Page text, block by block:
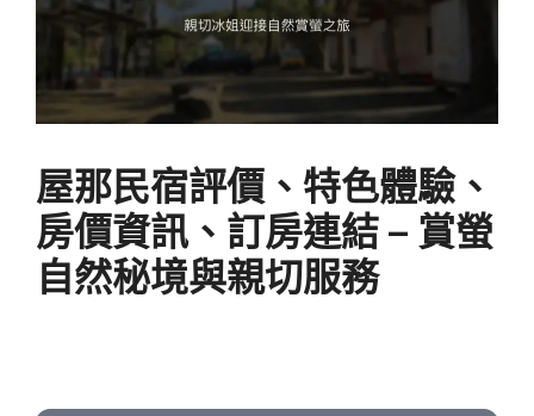
屋那民宿評價、特色體驗、
房價資訊、訂房連結 – 賞螢
自然秘境與親切服務